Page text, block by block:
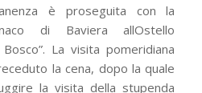
è proseguita con la
di Baviera allOstello
La visita pomeridiana
la cena, dopo la quale
la visita della stupenda